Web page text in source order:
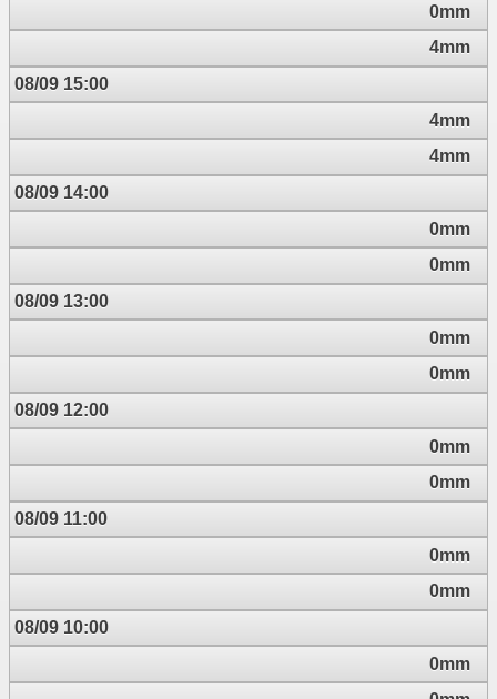
0mm
4mm
08/09 15:00
4mm
4mm
08/09 14:00
0mm
0mm
08/09 13:00
0mm
0mm
08/09 12:00
0mm
0mm
08/09 11:00
0mm
0mm
08/09 10:00
0mm